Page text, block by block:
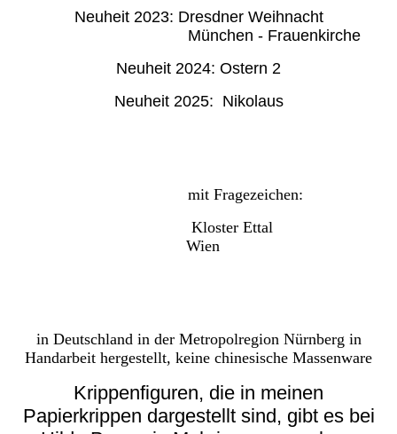
Neuheit 2023: Dresdner Weihnacht
München - Frauenkirche
Neuheit 2024: Ostern 2
Neuheit 2025: Nikolaus
mit Fragezeichen:
Kloster Ettal
Wien
in Deutschland in der Metropolregion Nürnberg in
Handarbeit hergestellt, keine chinesische Massenware
Krippenfiguren, die in meinen
Papierkrippen dargestellt sind, gibt es bei